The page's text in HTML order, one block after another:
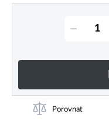
–
Porovnat